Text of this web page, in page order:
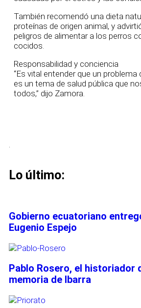
También recomendó una dieta
proteínas de origen animal, y
peligros de alimentar a los perros
cocidos.
Responsabilidad y conciencia
“Es vital entender que un problema
es un tema de salud pública que
todos,” dijo Zamora.
.
Lo último:
Gobierno ecuatoriano
Eugenio Espejo
Pablo Rosero, el historiador
memoria de Ibarra